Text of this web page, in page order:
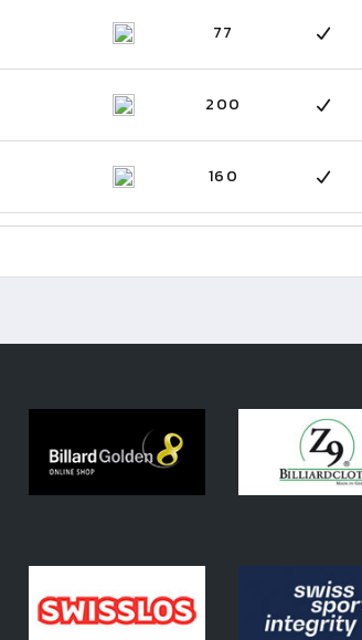
77
200
160